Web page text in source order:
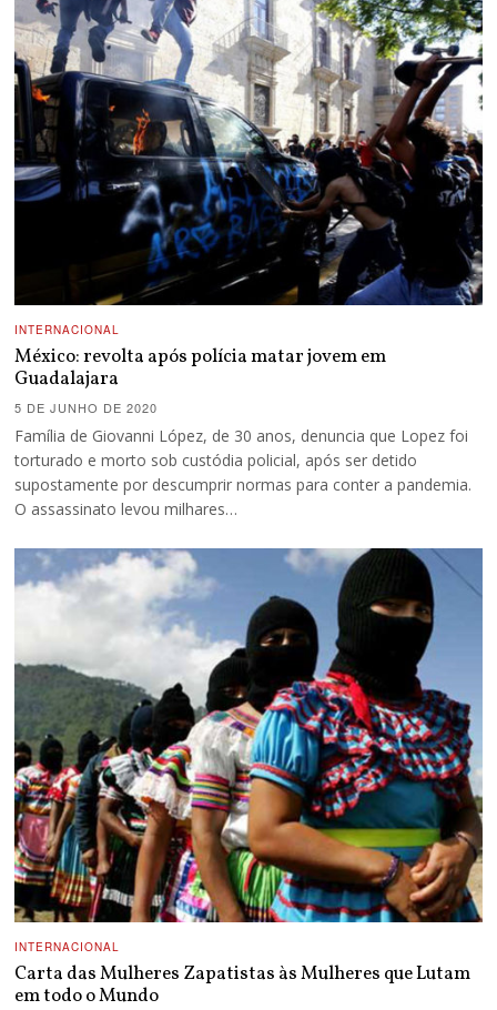
INTERNACIONAL
México: revolta após polícia matar jovem em
Guadalajara
5 DE JUNHO DE 2020
Família de Giovanni López, de 30 anos, denuncia que Lopez foi
torturado e morto sob custódia policial, após ser detido
supostamente por descumprir normas para conter a pandemia.
O assassinato levou milhares…
INTERNACIONAL
Carta das Mulheres Zapatistas às Mulheres que Lutam
em todo o Mundo